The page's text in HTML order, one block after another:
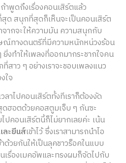
าพูดถึงเรื่องคอนเสิร์ตแล้ว
ด สนุกที่สุดก็เห็นจะเป็นคอนเสิร์ต
ากจะให้ความมัน ความสนุกกับ
ณ์ทางดนตรีที่มีความหนักหน่วงร้อน
งทำให้เพลงที่ออกมากระชากใจคน
สาว ๆ อย่างเราจะชอบเพลงแนว
ใจ
ลาไปคอนเสิร์ตทั้งทีเราก็ต้องงัด
ฮอตด้วยคอสตูมเจ็บ ๆ กันซะ
ปคอนเสิร์ตนี้ก็ไม่ยากเลยค่ะ เน้น
ละยีนส์เข้าไว้ ซึ่งเราสามารถนำไอ
ด้วยกันให้เป็นลุคชาวร็อคในแบบ
เรื่องเมคอัพและทรงผมก็จัดไปกับ